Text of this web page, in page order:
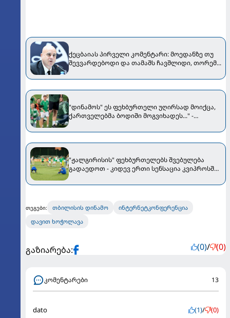
ქეცბაიას პირველი კომენტარი: მოედანზე თუ
შევვარდებოდი და თამაშს ჩავშლიდი, თორემ...
"დინამოს" ეს ფეხბურთელი უღირსად მოიქცა,
ქართველებმა ბოდიში მოგვიხადეს..." -
ავრცელებს
"ჟალგირისის" ფეხბურთელებს შვებულება
გადაედოთ - კიდევ ერთი სენსაცია კვიპროსში
თეგები: თბილისის დინამო
ინტერნეტკონფერენცია
დავით ხოჭოლავა
გაზიარება: (0)/ (0)
კომენტარები 13
dato (1)/ (0)